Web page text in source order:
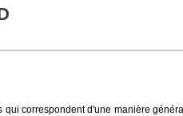
correspondent d'une manière